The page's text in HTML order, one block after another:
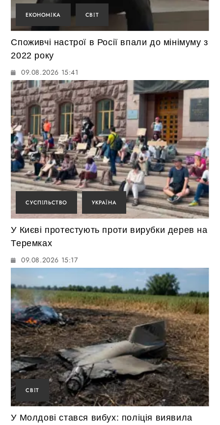
ЕКОНОМІКА СВІТ
Споживчі настрої в Росії впали до мінімуму з
2022 року
09.08.2026 15:41
СУСПІЛЬСТВО УКРАЇНА
У Києві протестують проти вирубки дерев на
Теремках
09.08.2026 15:17
СВІТ
У Молдові стався вибух: поліція виявила